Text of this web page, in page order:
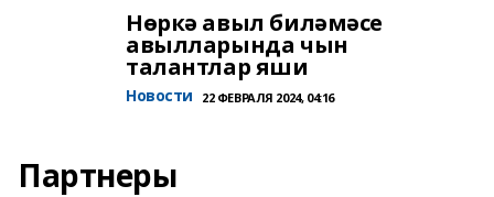
Нөркә авыл биләмәсе
авылларында чын
талантлар яши
Новости 22 ФЕВРАЛЯ 2024, 04:16
Партнеры